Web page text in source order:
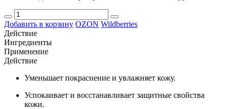
Добавить в корзину OZON Wildberries
Действие
Ингредиенты
Применение
Действие
Уменьшает покраснение и увлажняет кожу.
Успокаивает и восстанавливает защитные свойства
кожи.